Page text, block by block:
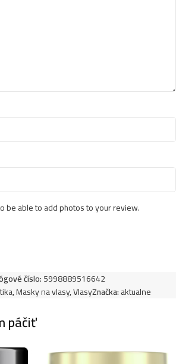
1L- Algae
1L- Omega
1L- Cherry
vlasy 1L- Aloe
be able to add photos to your review.
číslo:5998889516642
,Masky na vlasy,VlasyZnačka:aktualne
páčiť